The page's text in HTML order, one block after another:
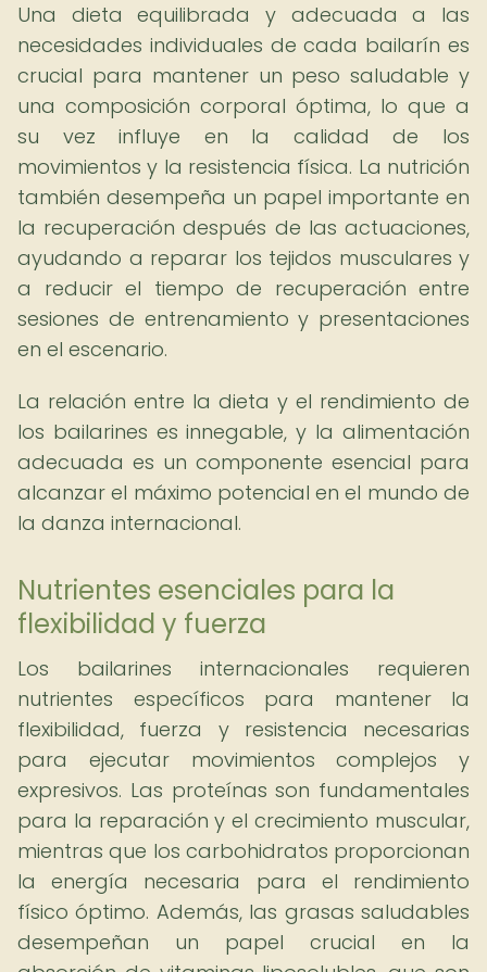
Una dieta equilibrada y adecuada a las
necesidades individuales de cada bailarín es
crucial para mantener un peso saludable y
una composición corporal óptima, lo que a
su vez influye en la calidad de los
movimientos y la resistencia física. La nutrición
también desempeña un papel importante en
la recuperación después de las actuaciones,
ayudando a reparar los tejidos musculares y
a reducir el tiempo de recuperación entre
sesiones de entrenamiento y presentaciones
en el escenario.
La relación entre la dieta y el rendimiento de
los bailarines es innegable, y la alimentación
adecuada es un componente esencial para
alcanzar el máximo potencial en el mundo de
la danza internacional.
Nutrientes esenciales para la
flexibilidad y fuerza
Los bailarines internacionales requieren
nutrientes específicos para mantener la
flexibilidad, fuerza y resistencia necesarias
para ejecutar movimientos complejos y
expresivos. Las proteínas son fundamentales
para la reparación y el crecimiento muscular,
mientras que los carbohidratos proporcionan
la energía necesaria para el rendimiento
físico óptimo. Además, las grasas saludables
desempeñan un papel crucial en la